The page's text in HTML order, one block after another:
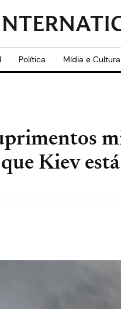
Política Mídia e Cultura
Kiev